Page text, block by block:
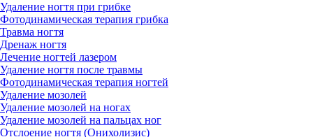
Удаление ногтя при грибке
Фотодинамическая терапия грибка
Травма ногтя
Дренаж ногтя
Лечение ногтей лазером
Удаление ногтя после травмы
Фотодинамическая терапия ногтей
Удаление мозолей
Удаление мозолей на ногах
Удаление мозолей на пальцах ног
Отслоение ногтя (Онихолизис)